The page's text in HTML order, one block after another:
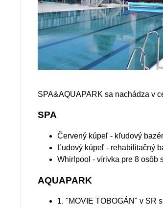
SPA&AQUAPARK sa nachádza v
SPA
Červený kúpeľ - kľudový
Ľudový kúpeľ - rehabilitačný
Whirlpool - vírivka pre 8 osôb
AQUAPARK
1. "MOVIE TOBOGÁN" v SR